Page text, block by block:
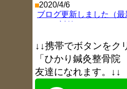
2020/4/6
ブログ更新しました（
ブログ更新しました（年
報）
2018/8/9
ブログ更新しました（お
↓↓携帯でボタンをク
「ひかり鍼灸整骨
友達になれます。↓↓